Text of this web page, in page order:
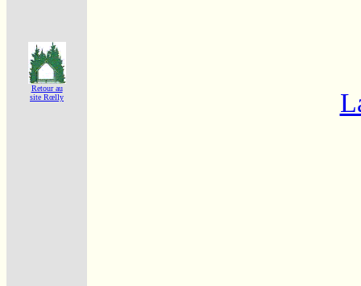
Retour au
site Rœlly